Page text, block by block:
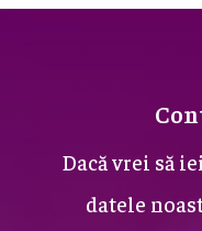
Dacă vrei să
datele